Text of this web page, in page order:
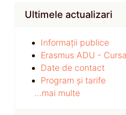
Ultimele actualizari
Informații publice
Erasmus ADU -
Date de contact
Program și tarife
...mai multe